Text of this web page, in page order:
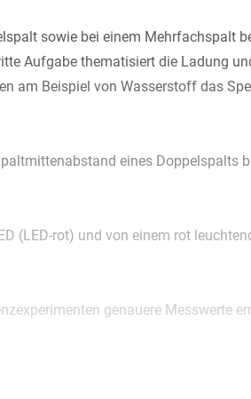
sowie bei einem Mehrfachspalt
Aufgabe thematisiert die Ladung
am Beispiel von Wasserstoff das
eines Doppelspalts
(LED-rot) und von einem rot
genauere Messwerte